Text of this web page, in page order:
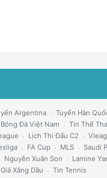
Argentina Tuyển Hàn
Bóng Đá Việt Nam Tin Thể
Lịch Thi Đấu C2
FA Cup MLS Saudi
Nguyễn Xuân Son Lamine
Giá Xăng Dầu Tin Tennis